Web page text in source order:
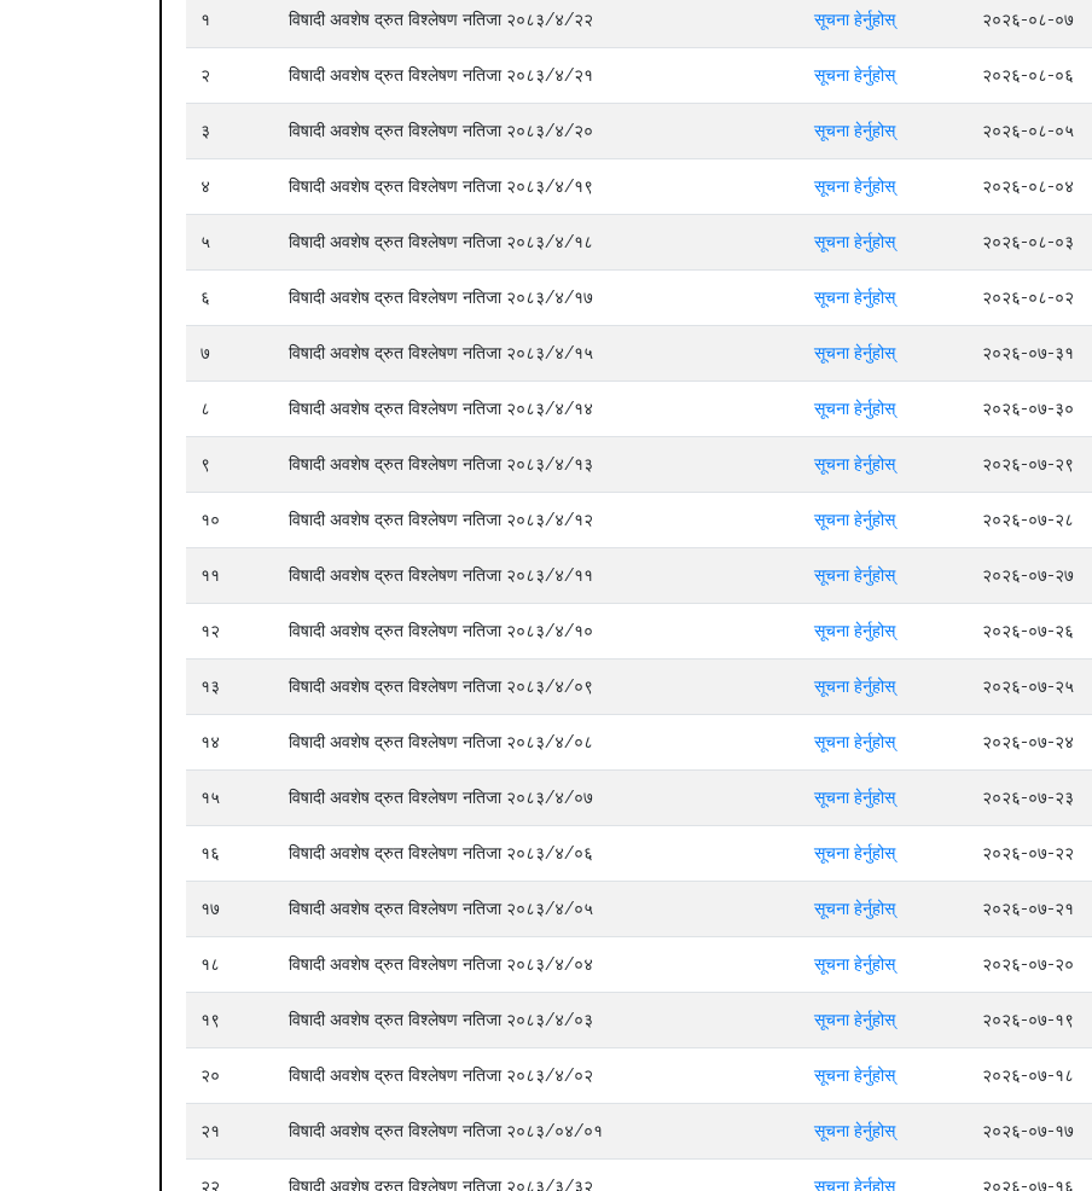
१ विषादी अवशेष द्रुत विश्लेषण नतिजा २०८३/४/२२ सूचना हेर्नुहोस् २०२६-०८-०७
२ विषादी अवशेष द्रुत विश्लेषण नतिजा २०८३/४/२१ सूचना हेर्नुहोस् २०२६-०८-०६
३ विषादी अवशेष द्रुत विश्लेषण नतिजा २०८३/४/२० सूचना हेर्नुहोस् २०२६-०८-०५
४ विषादी अवशेष द्रुत विश्लेषण नतिजा २०८३/४/१९ सूचना हेर्नुहोस् २०२६-०८-०४
५ विषादी अवशेष द्रुत विश्लेषण नतिजा २०८३/४/१८ सूचना हेर्नुहोस् २०२६-०८-०३
६ विषादी अवशेष द्रुत विश्लेषण नतिजा २०८३/४/१७ सूचना हेर्नुहोस् २०२६-०८-०२
७ विषादी अवशेष द्रुत विश्लेषण नतिजा २०८३/४/१५ सूचना हेर्नुहोस् २०२६-०७-३१
८ विषादी अवशेष द्रुत विश्लेषण नतिजा २०८३/४/१४ सूचना हेर्नुहोस् २०२६-०७-३०
९ विषादी अवशेष द्रुत विश्लेषण नतिजा २०८३/४/१३ सूचना हेर्नुहोस् २०२६-०७-२९
१० विषादी अवशेष द्रुत विश्लेषण नतिजा २०८३/४/१२ सूचना हेर्नुहोस् २०२६-०७-२८
११ विषादी अवशेष द्रुत विश्लेषण नतिजा २०८३/४/११ सूचना हेर्नुहोस् २०२६-०७-२७
१२ विषादी अवशेष द्रुत विश्लेषण नतिजा २०८३/४/१० सूचना हेर्नुहोस् २०२६-०७-२६
१३ विषादी अवशेष द्रुत विश्लेषण नतिजा २०८३/४/०९ सूचना हेर्नुहोस् २०२६-०७-२५
१४ विषादी अवशेष द्रुत विश्लेषण नतिजा २०८३/४/०८ सूचना हेर्नुहोस् २०२६-०७-२४
१५ विषादी अवशेष द्रुत विश्लेषण नतिजा २०८३/४/०७ सूचना हेर्नुहोस् २०२६-०७-२३
१६ विषादी अवशेष द्रुत विश्लेषण नतिजा २०८३/४/०६ सूचना हेर्नुहोस् २०२६-०७-२२
१७ विषादी अवशेष द्रुत विश्लेषण नतिजा २०८३/४/०५ सूचना हेर्नुहोस् २०२६-०७-२१
१८ विषादी अवशेष द्रुत विश्लेषण नतिजा २०८३/४/०४ सूचना हेर्नुहोस् २०२६-०७-२०
१९ विषादी अवशेष द्रुत विश्लेषण नतिजा २०८३/४/०३ सूचना हेर्नुहोस् २०२६-०७-१९
२० विषादी अवशेष द्रुत विश्लेषण नतिजा २०८३/४/०२ सूचना हेर्नुहोस् २०२६-०७-१८
२१ विषादी अवशेष द्रुत विश्लेषण नतिजा २०८३/०४/०१ सूचना हेर्नुहोस् २०२६-०७-१७
२२ विषादी अवशेष द्रुत विश्लेषण नतिजा २०८३/३/३२ सूचना हेर्नुहोस् २०२६-०७-१६